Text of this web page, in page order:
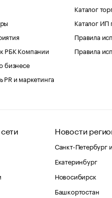
РБК Компании
бизнесе
PR и маркетинга
Каталог
Каталог ИП
Правила
Правила
Новости
Санкт-Петербург
Екатеринбург
Новосибирск
Башкортостан